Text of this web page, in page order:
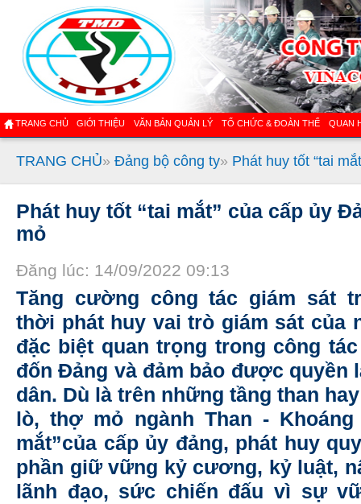
TRANG CHỦ GIỚI THIỆU VĂN BẢN QUẢN LÝ TỔ CHỨC & ĐOÀN THỂ QUAN
TRANG CHỦ» Đảng bộ công ty» Phát huy tốt “tai
Phát huy tốt “tai mắt” của cấp ủy
mỏ
Đăng lúc: 14/09/2022 09:13
Tăng cường công tác giám sát
thời phát huy vai trò giám sát của
đặc biệt quan trọng trong công
đốn Đảng và đảm bảo được quyền
dân. Dù là trên những tầng than
lò, thợ mỏ ngành Than -
mắt”của cấp ủy đảng, phát huy
phần giữ vững kỷ cương, kỷ luật,
lãnh đạo, sức chiến đấu vì sự